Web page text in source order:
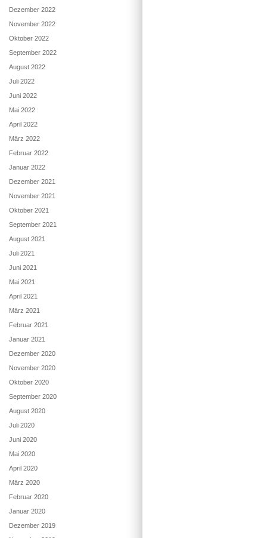
Dezember 2022
November 2022
Oktober 2022
September 2022
August 2022
Juli 2022
Juni 2022
Mai 2022
April 2022
März 2022
Februar 2022
Januar 2022
Dezember 2021
November 2021
Oktober 2021
September 2021
August 2021
Juli 2021
Juni 2021
Mai 2021
April 2021
März 2021
Februar 2021
Januar 2021
Dezember 2020
November 2020
Oktober 2020
September 2020
August 2020
Juli 2020
Juni 2020
Mai 2020
April 2020
März 2020
Februar 2020
Januar 2020
Dezember 2019